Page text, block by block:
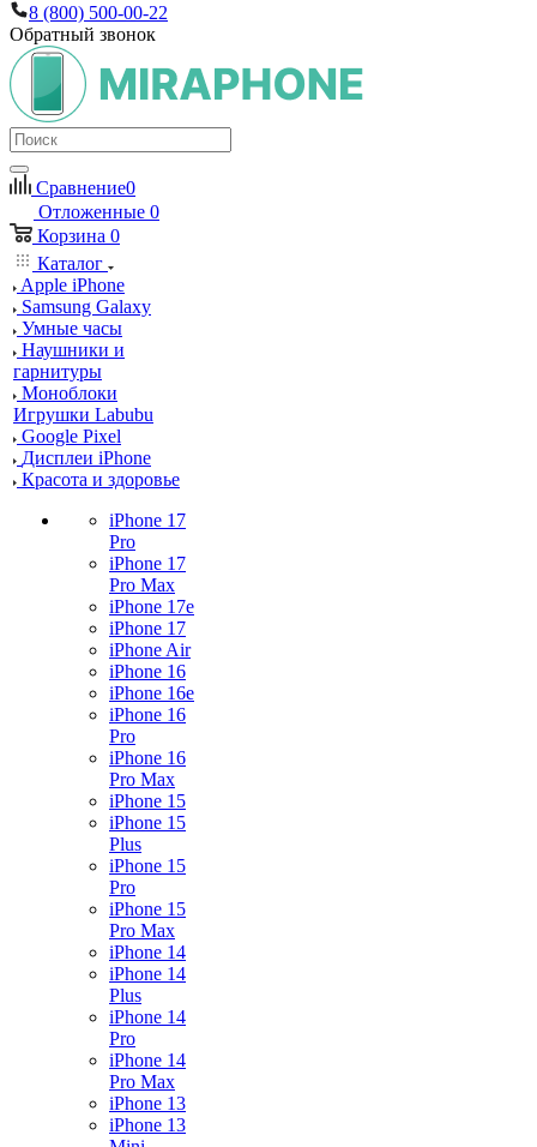
8 (800) 500-00-22
Обратный звонок
Сравнение0
Отложенные 0
Корзина 0
Каталог
Apple iPhone
Samsung Galaxy
Умные часы
Наушники и
гарнитуры
Моноблоки
Игрушки Labubu
Google Pixel
Дисплеи iPhone
Красота и здоровье
iPhone 17
Pro
iPhone 17
Pro Max
iPhone 17e
iPhone 17
iPhone Air
iPhone 16
iPhone 16e
iPhone 16
Pro
iPhone 16
Pro Max
iPhone 15
iPhone 15
Plus
iPhone 15
Pro
iPhone 15
Pro Max
iPhone 14
iPhone 14
Plus
iPhone 14
Pro
iPhone 14
Pro Max
iPhone 13
iPhone 13